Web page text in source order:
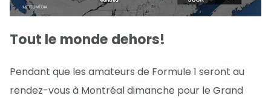
Tout le monde dehors!
Pendant que les amateurs de Formule 1 seront au
rendez-vous à Montréal dimanche pour le Grand